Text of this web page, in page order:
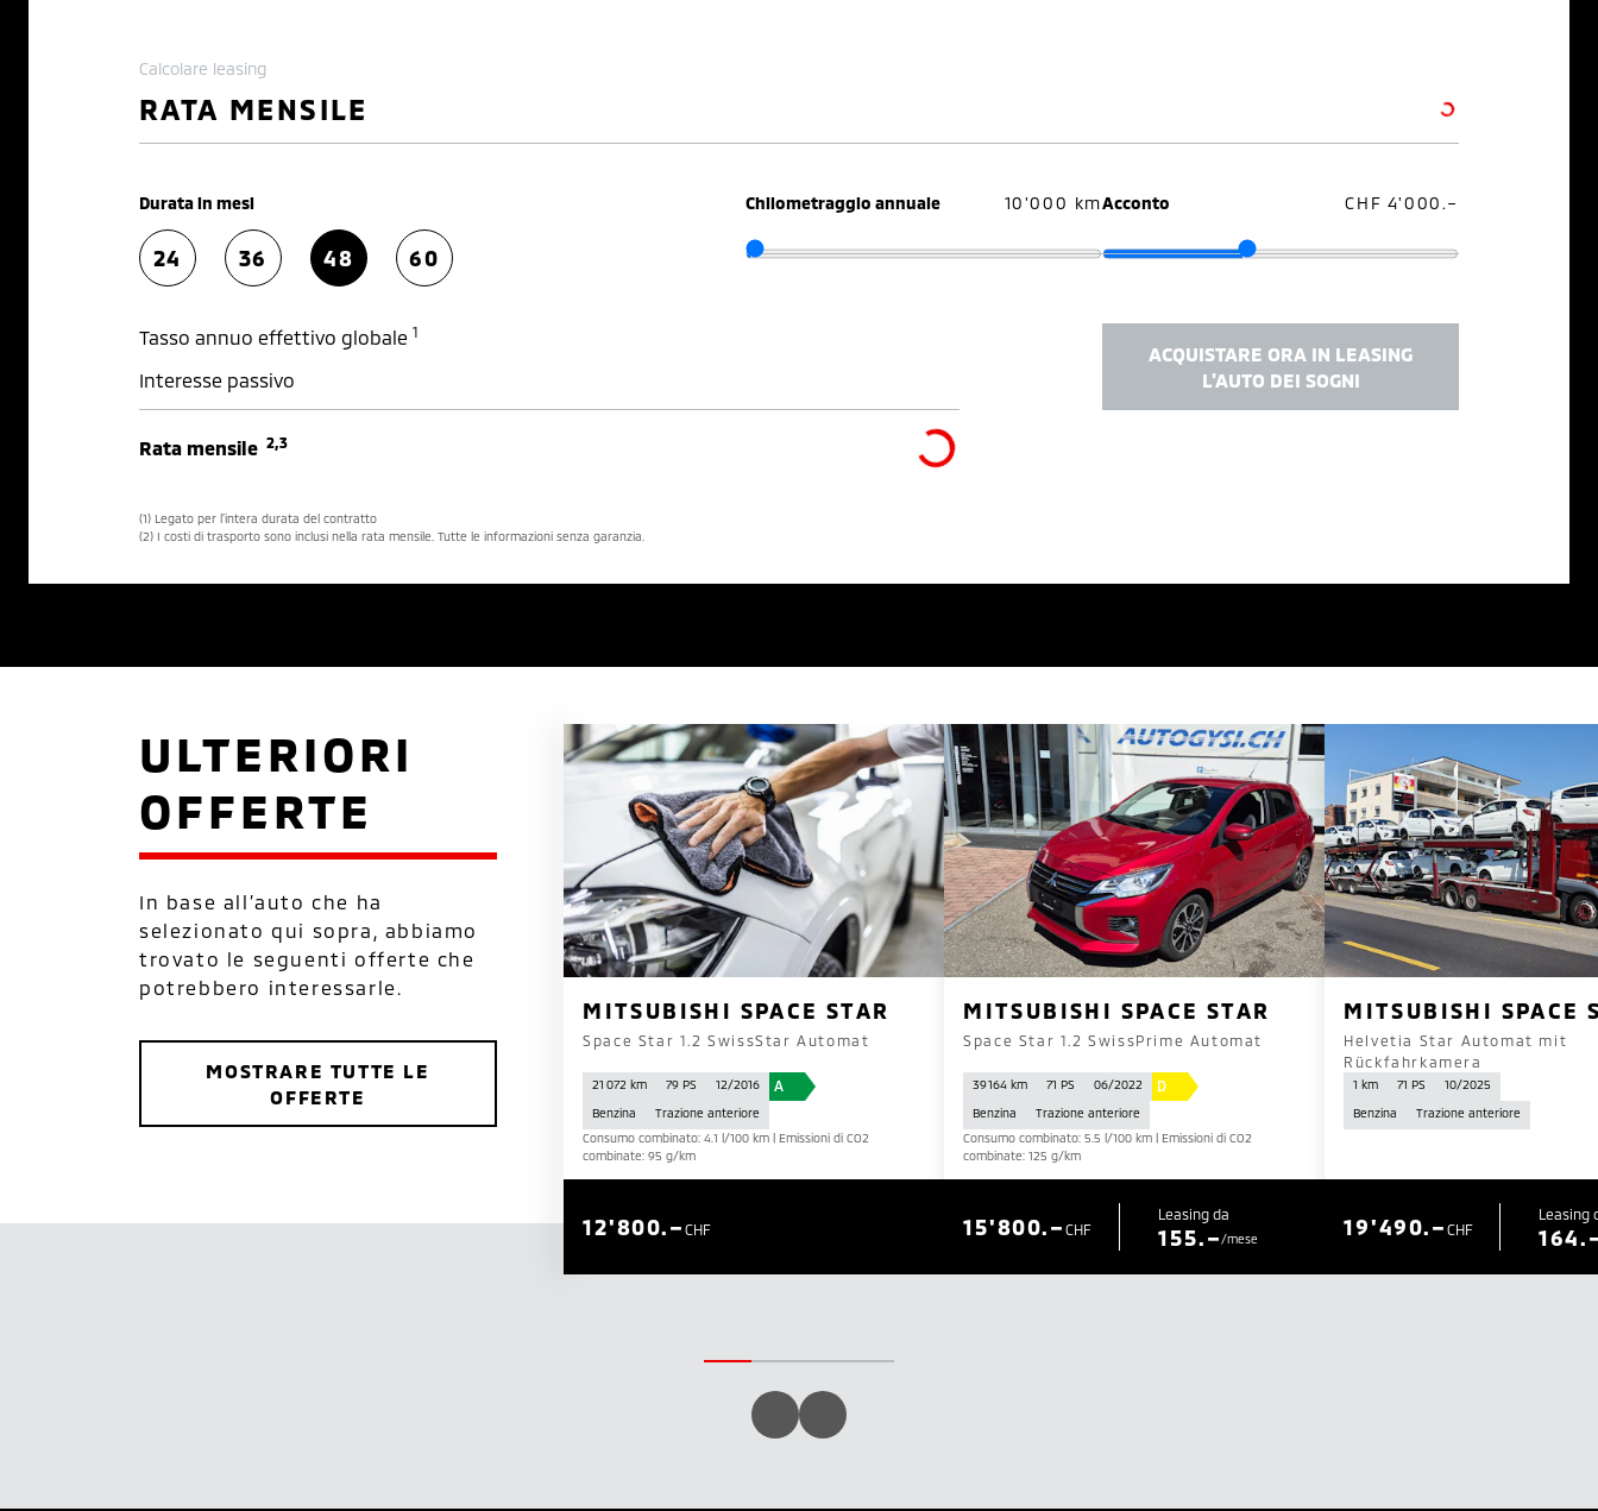
Calcolare leasing
RATA MENSILE
Durata in mesi
24 36 48 60
Chilometraggio annuale 10'000 kmAcconto CHF 4'000.–
Tasso annuo effettivo globale 1
Interesse passivo
Rata mensile 2,3
(1) Legato per l’intera durata del contratto
(2) I costi di trasporto sono inclusi nella rata mensile. Tutte le informazioni senza garanzia.
ACQUISTARE ORA IN LEASING
L'AUTO DEI SOGNI
ULTERIORI
OFFERTE
In base all’auto che ha
selezionato qui sopra, abbiamo
trovato le seguenti offerte che
potrebbero interessarle.
MOSTRARE TUTTE LE
OFFERTE
MITSUBISHI SPACE STAR
Space Star 1.2 SwissStar Automat
21 072 km 79 PS 12/2016 A
Benzina
Trazione anteriore
Consumo combinato: 4.1 l/100 km | Emissioni di CO2
combinate: 95 g/km
CHF
12'800.–
MITSUBISHI SPACE STAR
Space Star 1.2 SwissPrime Automat
39 164 km 71 PS 06/2022 D
Benzina
Trazione anteriore
Consumo combinato: 5.5 l/100 km | Emissioni di CO2
combinate: 125 g/km
CHF
15'800.– Leasing da
155.–/mese
MITSUBISHI SPACE
Helvetia Star Automat mit
Rückfahrkamera
1 km 71 PS
10/2025
Benzina
Trazione anteriore
CHF
19'490.– Leasing